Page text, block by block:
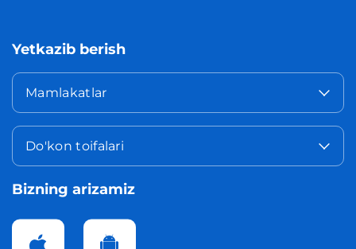
Yetkazib berish
Mamlakatlar
Do'kon toifalari
Bizning arizamiz